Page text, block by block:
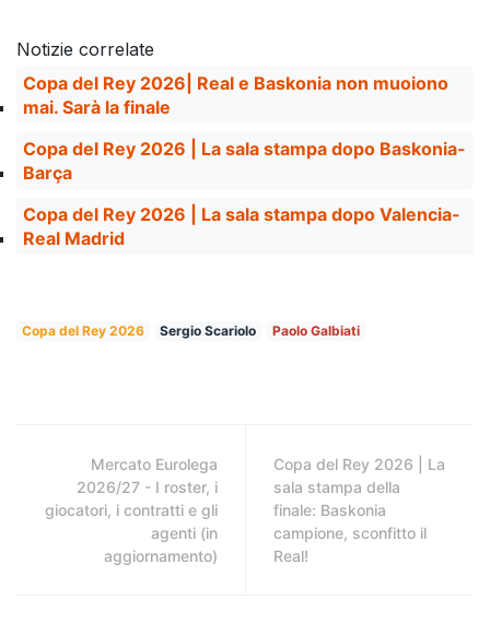
Notizie correlate
Copa del Rey 2026| Real e Baskonia non muoiono
mai. Sarà la finale
Copa del Rey 2026 | La sala stampa dopo Baskonia-
Barça
Copa del Rey 2026 | La sala stampa dopo Valencia-
Real Madrid
Copa del Rey 2026 Sergio Scariolo Paolo Galbiati
Mercato Eurolega
2026/27 - I roster, i
giocatori, i contratti e gli
agenti (in
aggiornamento)
Copa del Rey 2026 | La
sala stampa della
finale: Baskonia
campione, sconfitto il
Real!